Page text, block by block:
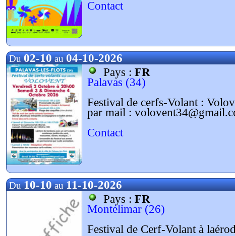
Contact
Du02-10au04-10-2026
Pays : FR
Palavas (34)
Festival de cerfs-Volant :
par mail :
Contact
Du10-10au11-10-2026
Pays : FR
Montélimar (26)
Festival de Cerf-Volant à